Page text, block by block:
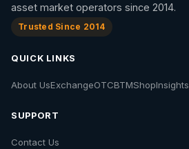
asset market operators since 2014.
Trusted Since 2014
QUICK LINKS
About UsExchangeOTCBTMShopInsights
SUPPORT
Contact Us